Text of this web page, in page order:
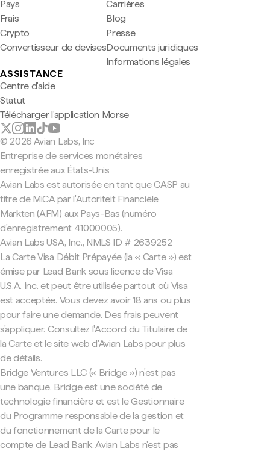
Pays
Frais
Crypto
Convertisseur de devises
Carrières
Blog
Presse
Documents juridiques
Informations légales
ASSISTANCE
Centre d'aide
Statut
Télécharger l'application Morse
© 2026 Avian Labs, Inc
Entreprise de services monétaires
enregistrée aux États-Unis
Avian Labs est autorisée en tant que CASP au
titre de MiCA par l'Autoriteit Financiële
Markten (AFM) aux Pays-Bas (numéro
d'enregistrement 41000005).
Avian Labs USA, Inc., NMLS ID # 2639252
La Carte Visa Débit Prépayée (la « Carte ») est
émise par Lead Bank sous licence de Visa
U.S.A. Inc. et peut être utilisée partout où Visa
est acceptée. Vous devez avoir 18 ans ou plus
pour faire une demande. Des frais peuvent
s'appliquer. Consultez l'Accord du Titulaire de
la Carte et le site web d'Avian Labs pour plus
de détails.
Bridge Ventures LLC (« Bridge ») n'est pas
une banque. Bridge est une société de
technologie financière et est le Gestionnaire
du Programme responsable de la gestion et
du fonctionnement de la Carte pour le
compte de Lead Bank. Avian Labs n'est pas